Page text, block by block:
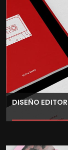
DISEÑO
técnicas